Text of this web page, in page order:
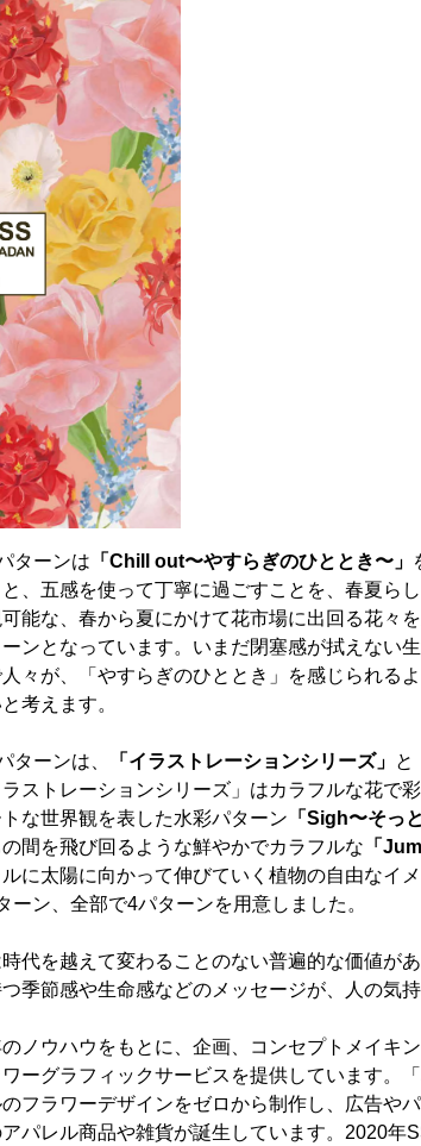
ターンは 「Chill out〜やすらぎのひととき〜」
、五感を使って丁寧に過ごすことを、春夏ら
能な、春から夏にかけて花市場に出回る花々
ンとなっています。いまだ閉塞感が拭えない
々が、「やすらぎのひととき」を感じられる
考えます。
ターンは、 「イラストレーションシリーズ」 と
ストレーションシリーズ」はカラフルな花で
な世界観を表した水彩パターン 「Sigh〜そっ
間を飛び回るような鮮やかでカラフルな 「
に太陽に向かって伸びていく植物の自由なイ
ーン、全部で4パターンを用意しました。
時代を越えて変わることのない普遍的な価値が
季節感や生命感などのメッセージが、人の気
ノウハウをもとに、企画、コンセプトメイキ
ーグラフィックサービスを提供しています。
フラワーデザインをゼロから制作し、広告や
パレル商品や雑貨が誕生しています。2020年